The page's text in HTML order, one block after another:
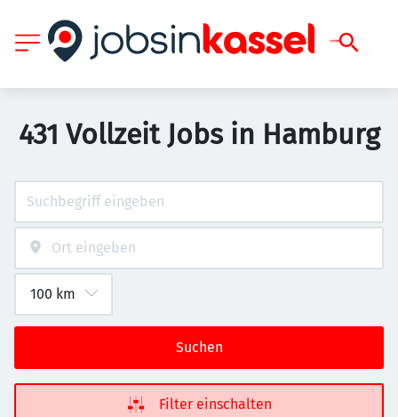
431 Vollzeit Jobs in Hamburg
Suchen
Filter einschalten